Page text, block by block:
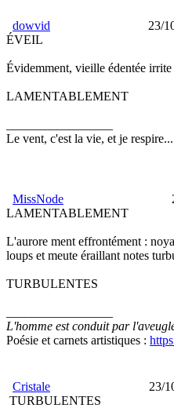
dowvid 23/
ÉVEIL
Évidemment, vieille édentée
LAMENTABLEMENT
Le vent, c'est la vie, et je respire...
MissNode
LAMENTABLEMENT
L'aurore ment effrontément :
loups et meute éraillant notes
TURBULENTES
L'homme est conduit par
Poésie et carnets artistiques :
Cristale 23/
TURBULENTES